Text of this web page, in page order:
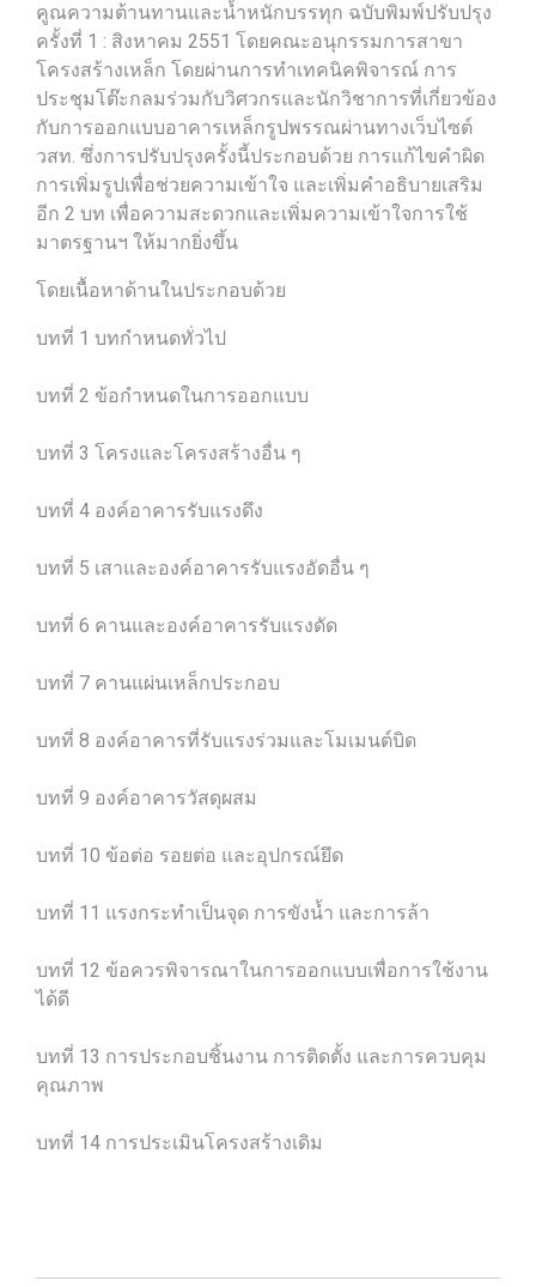
คูณความต้านทานและน้ำหนักบรรทุก ฉบับพิมพ์ปรับปรุง
ครั้งที่ 1 : สิงหาคม 2551 โดยคณะอนุกรรมการสาขา
โครงสร้างเหล็ก โดยผ่านการทำเทคนิคพิจารณ์ การ
ประชุมโต๊ะกลมร่วมกับวิศวกรและนักวิชาการที่เกี่ยวข้อง
กับการออกแบบอาคารเหล็กรูปพรรณผ่านทางเว็บไซต์
วสท. ซึ่งการปรับปรุงครั้งนี้ประกอบด้วย การแก้ไขคำผิด
การเพิ่มรูปเพื่อช่วยความเข้าใจ และเพิ่มคำอธิบายเสริม
อีก 2 บท เพื่อความสะดวกและเพิ่มความเข้าใจการใช้
มาตรฐานฯ ให้มากยิ่งขึ้น
โดยเนื้อหาด้านในประกอบด้วย
บทที่ 1 บทกำหนดทั่วไป
บทที่ 2 ข้อกำหนดในการออกแบบ
บทที่ 3 โครงและโครงสร้างอื่น ๆ
บทที่ 4 องค์อาคารรับแรงดึง
บทที่ 5 เสาและองค์อาคารรับแรงอัดอื่น ๆ
บทที่ 6 คานและองค์อาคารรับแรงดัด
บทที่ 7 คานแผ่นเหล็กประกอบ
บทที่ 8 องค์อาคารที่รับแรงร่วมและโมเมนต์บิด
บทที่ 9 องค์อาคารวัสดุผสม
บทที่ 10 ข้อต่อ รอยต่อ และอุปกรณ์ยึด
บทที่ 11 แรงกระทำเป็นจุด การขังน้ำ และการล้า
บทที่ 12 ข้อควรพิจารณาในการออกแบบเพื่อการใช้งาน
ได้ดี
บทที่ 13 การประกอบชิ้นงาน การติดตั้ง และการควบคุม
คุณภาพ
บทที่ 14 การประเมินโครงสร้างเดิม